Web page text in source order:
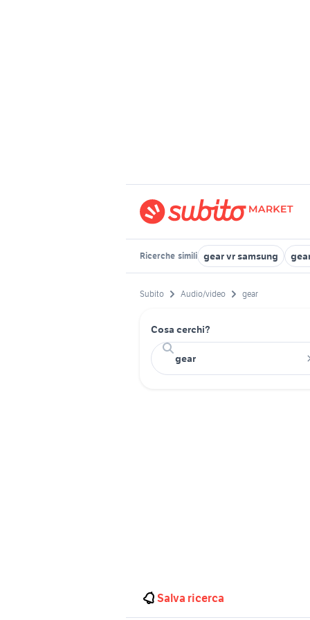
Ricerche simili gear vr samsung
Subito Audio/video gear
Cosa cerchi?
Salva ricerca